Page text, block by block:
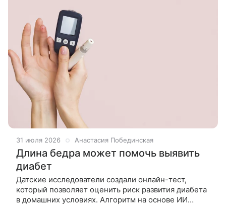
31 июля 2026 Анастасия Побединская
Длина бедра может помочь выявить
диабет
Датские исследователи создали онлайн-тест,
который позволяет оценить риск развития диабета
в домашних условиях. Алгоритм на основе ИИ